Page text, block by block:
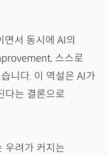
서 동시에 AI의
스스로
니다. 이 역설은 AI가
다는 결론으로
우려가 커지는